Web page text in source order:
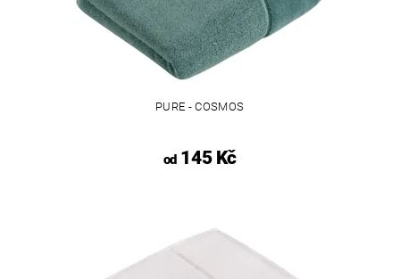
PURE - COSMOS
od145 Kč